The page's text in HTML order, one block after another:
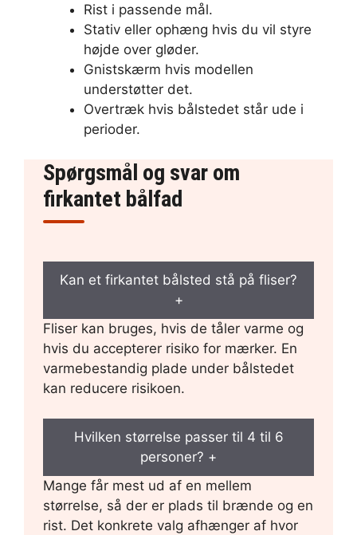
Rist i passende mål.
Stativ eller ophæng hvis du vil styre
højde over gløder.
Gnistskærm hvis modellen
understøtter det.
Overtræk hvis bålstedet står ude i
perioder.
Spørgsmål og svar om
firkantet bålfad
Kan et firkantet bålsted stå på fliser?
+
Fliser kan bruges, hvis de tåler varme og
hvis du accepterer risiko for mærker. En
varmebestandig plade under bålstedet
kan reducere risikoen.
Hvilken størrelse passer til 4 til 6
personer? +
Mange får mest ud af en mellem
størrelse, så der er plads til brænde og en
rist. Det konkrete valg afhænger af hvor